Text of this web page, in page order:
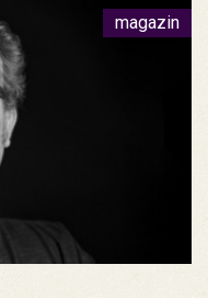
magazin